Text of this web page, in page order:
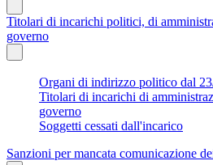
Titolari di incarichi politici, di
governo
Organi di indirizzo politico dal
Titolari di incarichi di
governo
Soggetti cessati dall'incarico
Sanzioni per mancata comunicazione